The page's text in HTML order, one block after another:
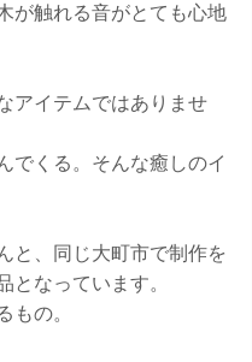
が触れる音がとても心地
アイテムではありませ
でくる。そんな癒しのイ
と、同じ大町市で制作を
となっています。
もの。